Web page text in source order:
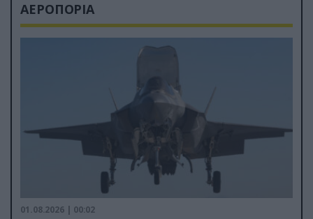
ΑΕΡΟΠΟΡΙΑ
01.08.2026 | 00:02